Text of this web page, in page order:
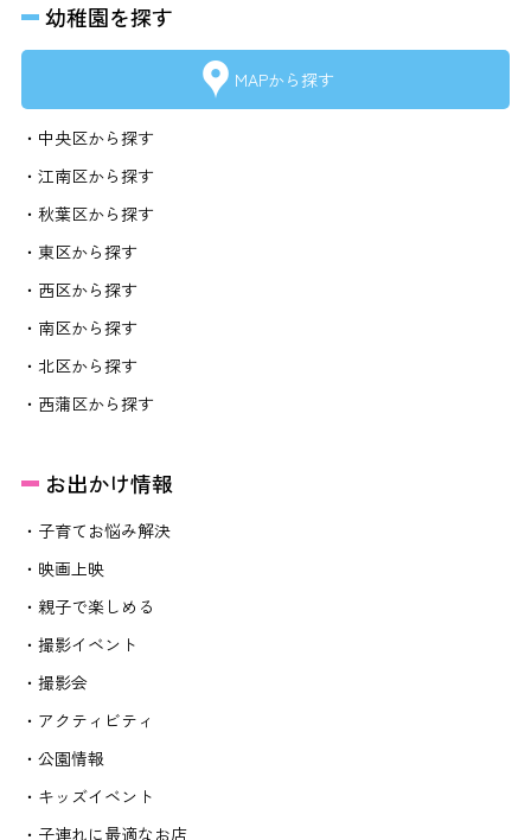
幼稚園を探す
MAPから探す
・中央区から探す
・江南区から探す
・秋葉区から探す
・東区から探す
・西区から探す
・南区から探す
・北区から探す
・西蒲区から探す
お出かけ情報
・子育てお悩み解決
・映画上映
・親子で楽しめる
・撮影イベント
・撮影会
・アクティビティ
・公園情報
・キッズイベント
・子連れに最適なお店